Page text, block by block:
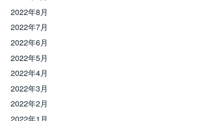
2022年8月
2022年7月
2022年6月
2022年5月
2022年4月
2022年3月
2022年2月